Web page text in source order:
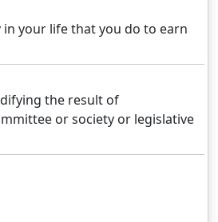
your life that you do to earn
the result of
or society or legislative